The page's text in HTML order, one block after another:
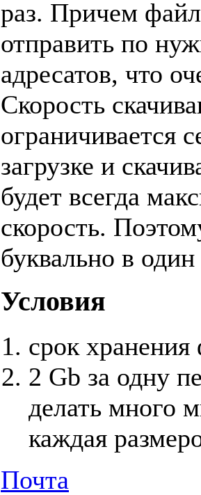
раз. Причем
отправить по
адресатов, что
Скорость
ограничивается
загрузке и
будет всегда
скорость.
буквально в
Условия
срок
2 Gb за одну
делать много
каждая
Почта